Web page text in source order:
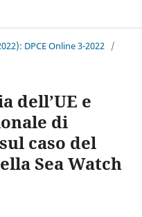
DPCE Online 3-2022 /
dell’UE e
di
caso del
Sea Watch